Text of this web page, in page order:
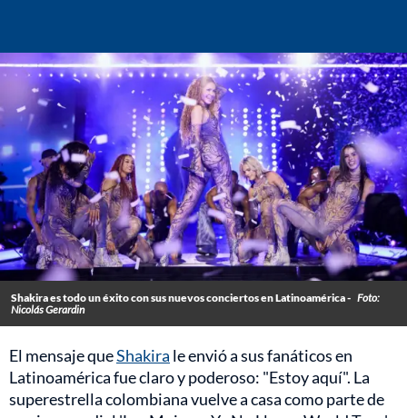
Shakira es todo un éxito con sus nuevos conciertos en Latinoamérica - Foto:
Nicolás Gerardin
El mensaje queShakira le envió a sus fanáticos en
Latinoamérica fue claro y poderoso: "Estoy aquí". La
superestrella colombiana vuelve a casa como parte de